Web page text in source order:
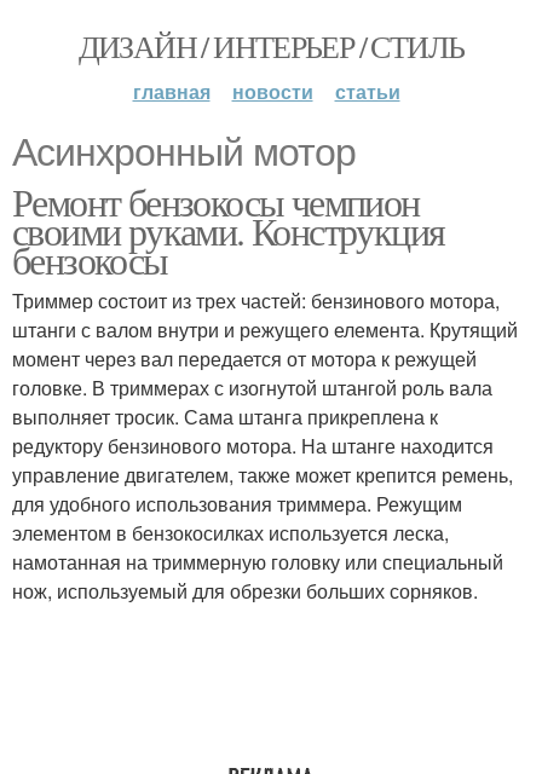
ДИЗАЙН / ИНТЕРЬЕР / СТИЛЬ
главная новости статьи
Асинхронный мотор
Ремонт бензокосы чемпион
своими руками. Конструкция
бензокосы
Триммер состоит из трех частей: бензинового мотора,
штанги с валом внутри и режущего елемента. Крутящий
момент через вал передается от мотора к режущей
головке. В триммерах с изогнутой штангой роль вала
выполняет тросик. Сама штанга прикреплена к
редуктору бензинового мотора. На штанге находится
управление двигателем, также может крепится ремень,
для удобного использования триммера. Режущим
элементом в бензокосилках используется леска,
намотанная на триммерную головку или специальный
нож, используемый для обрезки больших сорняков.